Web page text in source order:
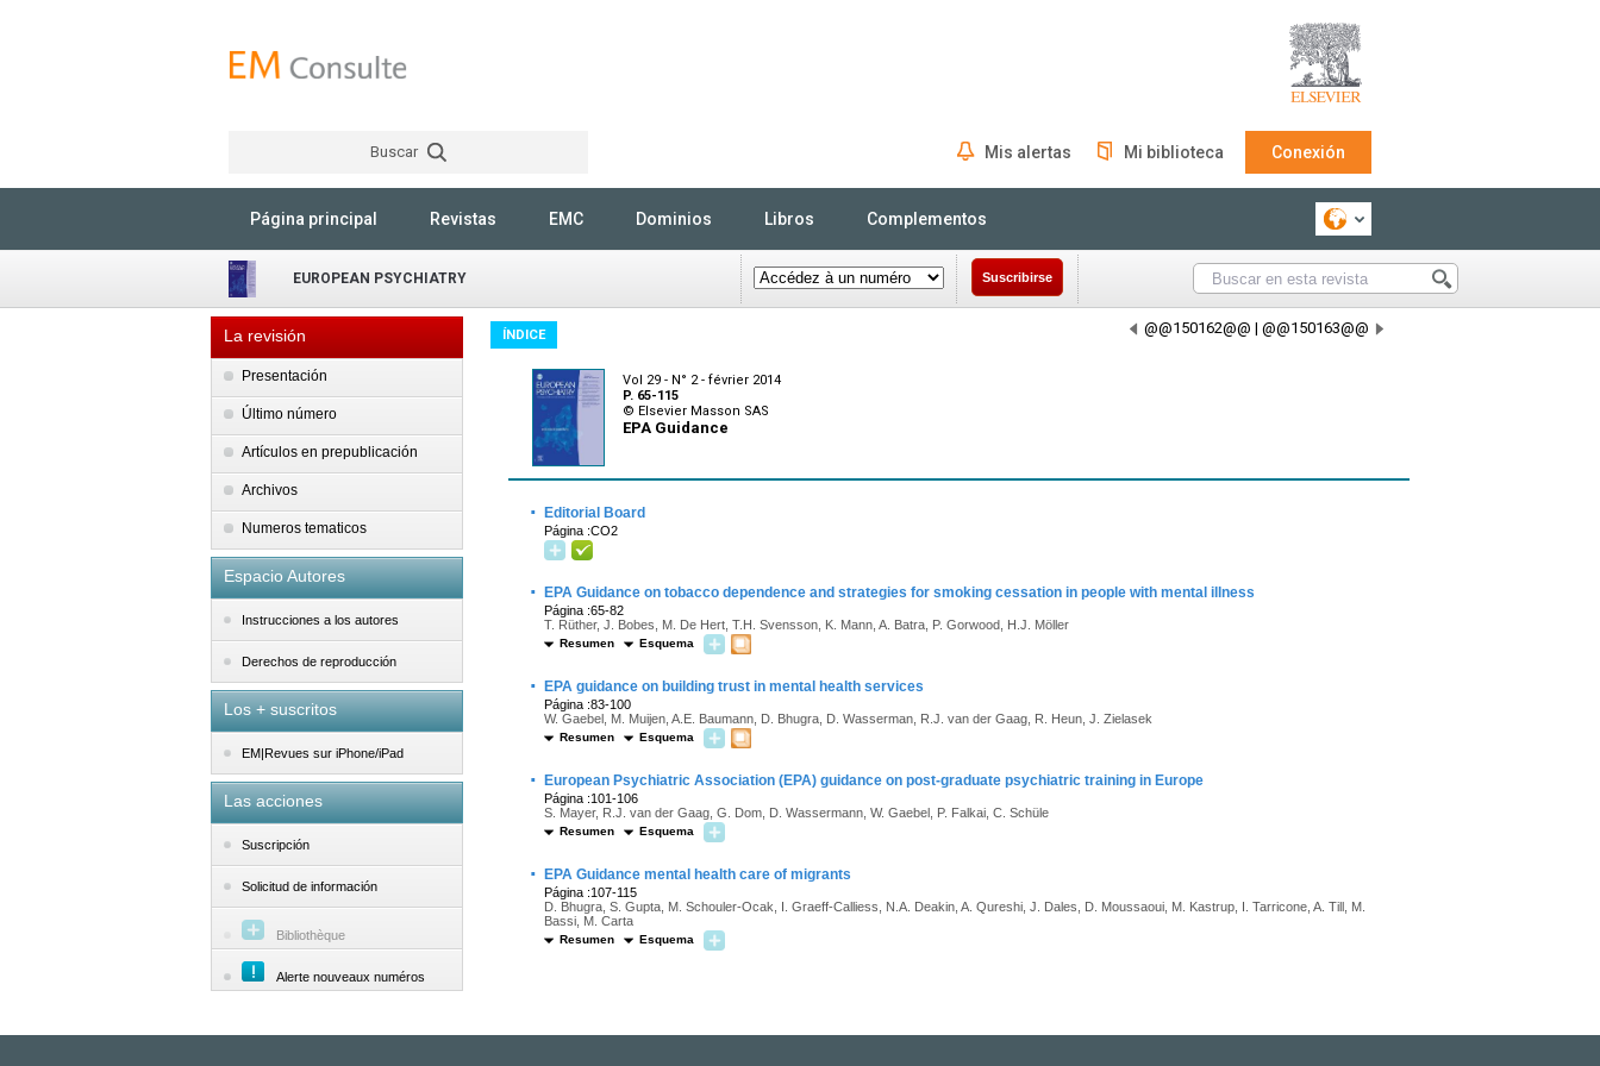
Buscar Mis alertas Mi biblioteca Conexión
Página principal Revistas EMC Dominios Libros Complementos
EUROPEAN PSYCHIATRY Suscribirse
La revisión
Presentación
Último número
Artículos en prepublicación
Archivos
Numeros tematicos
Espacio Autores
Instrucciones a los autores
Derechos de reproducción
Los + suscritos
EM|Revues sur iPhone/iPad
Las acciones
Suscripción
Solicitud de información
Bibliothèque
Alerte nouveaux numéros
ÍNDICE @@150162@@ | @@150163@@
Vol 29 - N° 2 - février 2014
P. 65-115
© Elsevier Masson SAS
EPA Guidance
· Editorial Board
Página :CO2
· EPA Guidance on tobacco dependence and strategies for smoking cessation in people with mental illness
Página :65-82
T. Rüther, J. Bobes, M. De Hert, T.H. Svensson, K. Mann, A. Batra, P. Gorwood, H.J. Möller
Resumen Esquema
· EPA guidance on building trust in mental health services
Página :83-100
W. Gaebel, M. Muijen, A.E. Baumann, D. Bhugra, D. Wasserman, R.J. van der Gaag, R. Heun, J. Zielasek
Resumen Esquema
· European Psychiatric Association (EPA) guidance on post-graduate psychiatric training in Europe
Página :101-106
S. Mayer, R.J. van der Gaag, G. Dom, D. Wassermann, W. Gaebel, P. Falkai, C. Schüle
Resumen Esquema
· EPA Guidance mental health care of migrants
Página :107-115
D. Bhugra, S. Gupta, M. Schouler-Ocak, I. Graeff-Calliess, N.A. Deakin, A. Qureshi, J. Dales, D. Moussaoui, M. Kastrup, I. Tarricone, A. Till, M.
Bassi, M. Carta
Resumen Esquema